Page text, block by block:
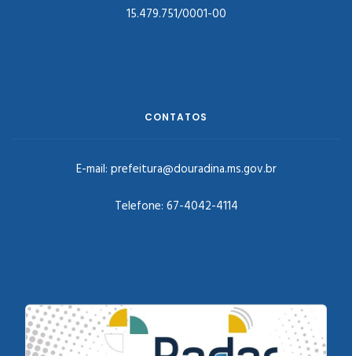
15.479.751/0001-00
CONTATOS
E-mail: prefeitura@douradina.ms.gov.br
Telefone: 67-4042-4114